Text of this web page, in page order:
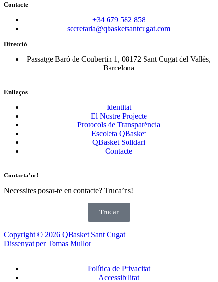
Contacte
+34 679 582 858
secretaria@qbasketsantcugat.com
Direcció
Passatge Baró de Coubertin 1, 08172 Sant Cugat del Vallès,
Barcelona
Enllaços
Identitat
El Nostre Projecte
Protocols de Transparència
Escoleta QBasket
QBasket Solidari
Contacte
Contacta'ns!
Necessites posar-te en contacte? Truca’ns!
Trucar
Copyright © 2026 QBasket Sant Cugat
Dissenyat per Tomas Mullor
Política de Privacitat
Accessibilitat